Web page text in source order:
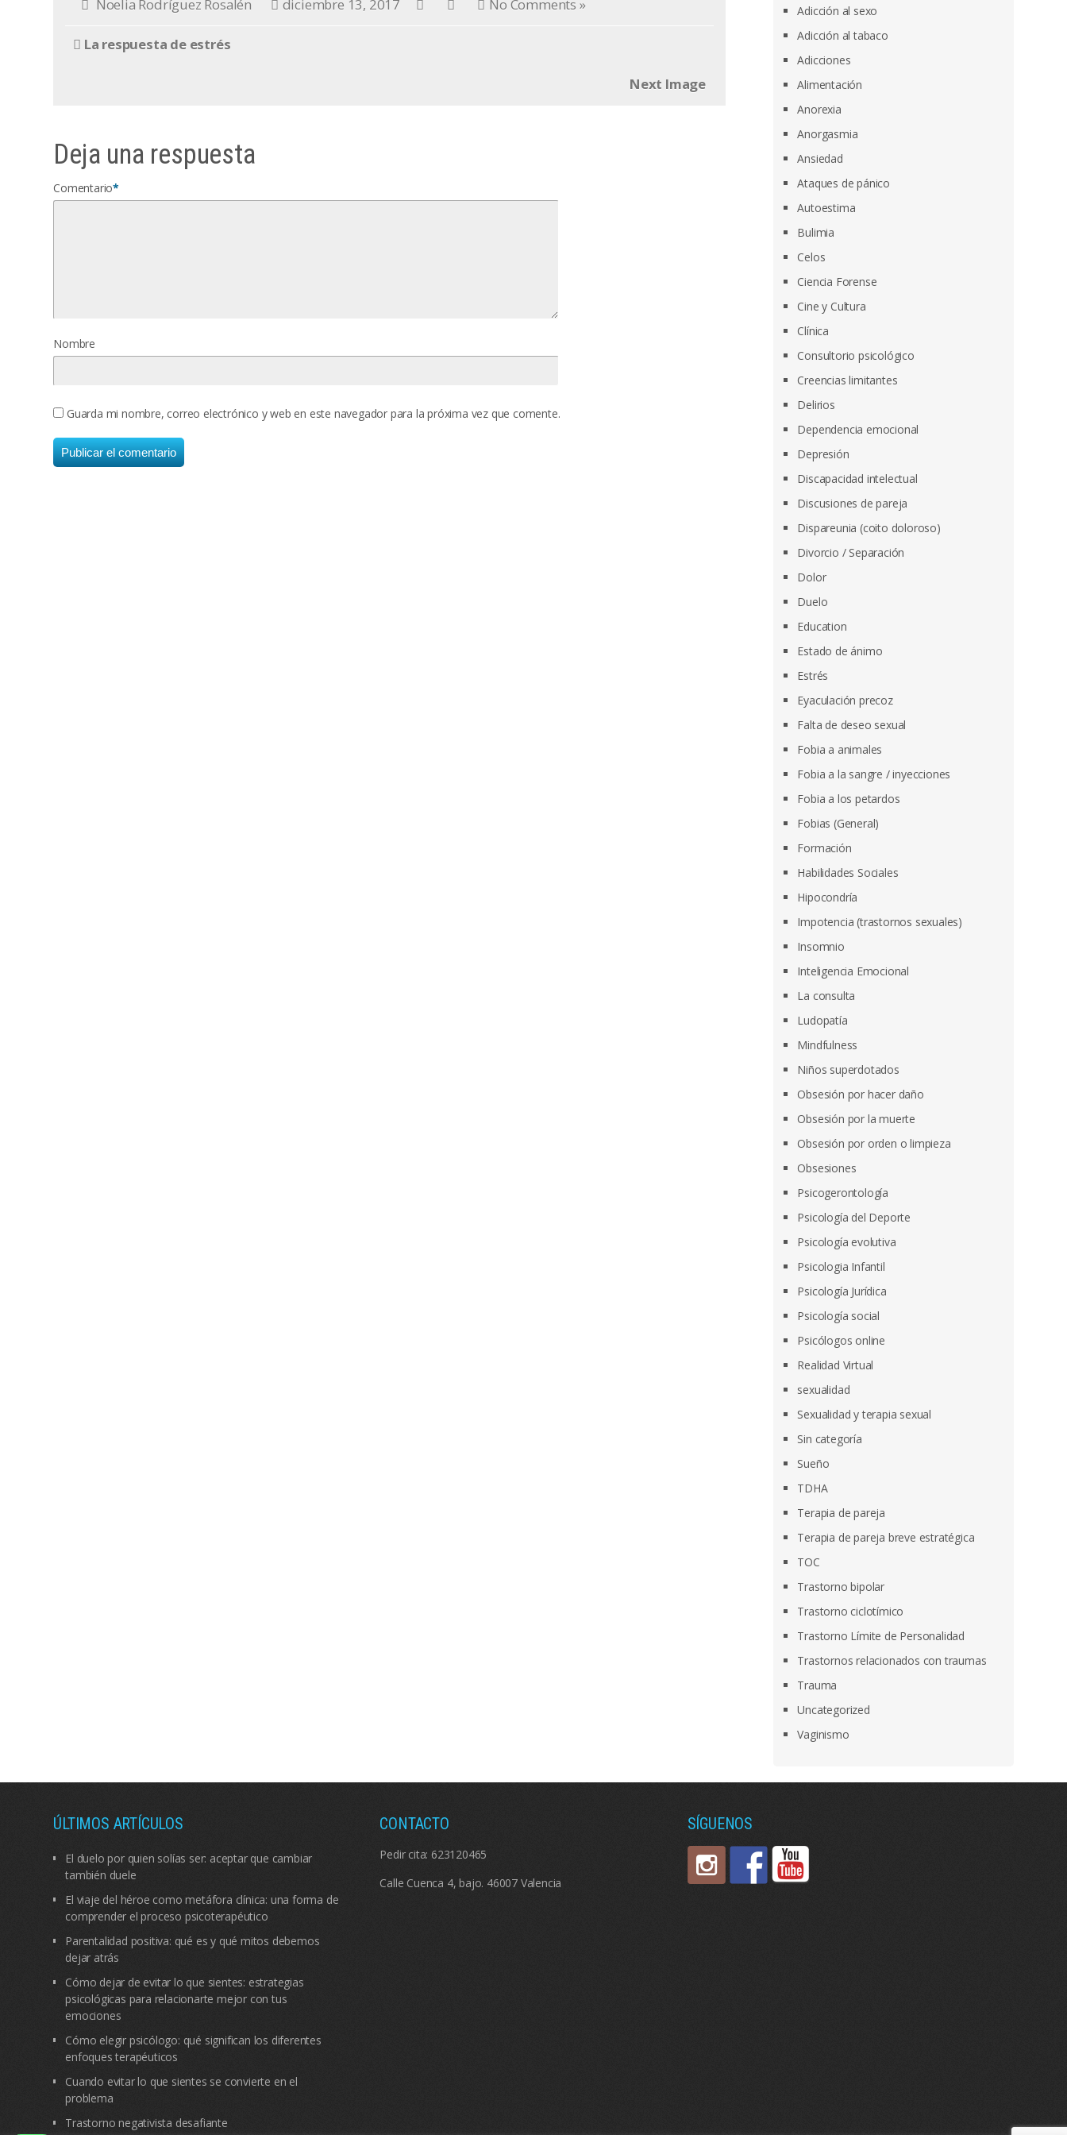
Noelia Rodríguez Rosalén diciembre 13, 2017 No Comments »
La respuesta de estrés
Next Image
Deja una respuesta
Comentario*
Nombre
Guarda mi nombre, correo electrónico y web en este navegador para la próxima vez que comente.
Adicción al sexo
Adicción al tabaco
Adicciones
Alimentación
Anorexia
Anorgasmia
Ansiedad
Ataques de pánico
Autoestima
Bulimia
Celos
Ciencia Forense
Cine y Cultura
Clínica
Consultorio psicológico
Creencias limitantes
Delirios
Dependencia emocional
Depresión
Discapacidad intelectual
Discusiones de pareja
Dispareunia (coito doloroso)
Divorcio / Separación
Dolor
Duelo
Education
Estado de ánimo
Estrés
Eyaculación precoz
Falta de deseo sexual
Fobia a animales
Fobia a la sangre / inyecciones
Fobia a los petardos
Fobias (General)
Formación
Habilidades Sociales
Hipocondría
Impotencia (trastornos sexuales)
Insomnio
Inteligencia Emocional
La consulta
Ludopatía
Mindfulness
Niños superdotados
Obsesión por hacer daño
Obsesión por la muerte
Obsesión por orden o limpieza
Obsesiones
Psicogerontología
Psicología del Deporte
Psicología evolutiva
Psicologia Infantil
Psicología Jurídica
Psicología social
Psicólogos online
Realidad Virtual
sexualidad
Sexualidad y terapia sexual
Sin categoría
Sueño
TDHA
Terapia de pareja
Terapia de pareja breve estratégica
TOC
Trastorno bipolar
Trastorno ciclotímico
Trastorno Límite de Personalidad
Trastornos relacionados con traumas
Trauma
Uncategorized
Vaginismo
ÚLTIMOS ARTÍCULOS
El duelo por quien solías ser: aceptar que cambiar
también duele
El viaje del héroe como metáfora clínica: una forma de
comprender el proceso psicoterapéutico
Parentalidad positiva: qué es y qué mitos debemos
dejar atrás
Cómo dejar de evitar lo que sientes: estrategias
psicológicas para relacionarte mejor con tus
emociones
Cómo elegir psicólogo: qué significan los diferentes
enfoques terapéuticos
Cuando evitar lo que sientes se convierte en el
problema
Trastorno negativista desafiante
CONTACTO
Pedir cita: 623120465
Calle Cuenca 4, bajo. 46007 Valencia
SÍGUENOS